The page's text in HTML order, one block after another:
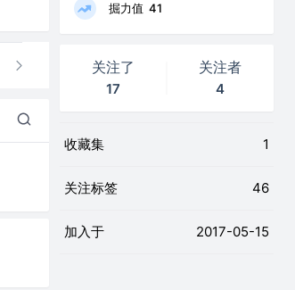
掘力值 41
关注了
17
关注者
4
收藏集 1
关注标签 46
加入于 2017-05-15